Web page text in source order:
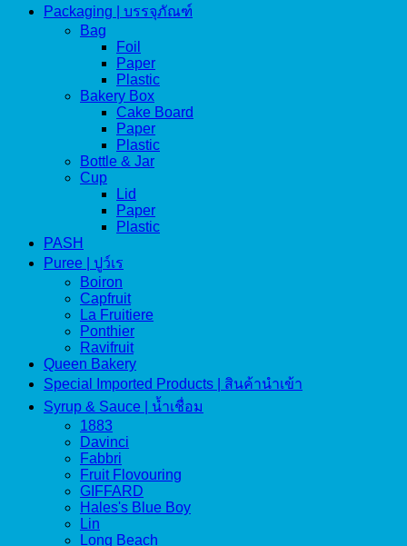
Packaging | บรรจุภัณฑ์
Bag
Foil
Paper
Plastic
Bakery Box
Cake Board
Paper
Plastic
Bottle & Jar
Cup
Lid
Paper
Plastic
PASH
Puree | ปูว์เร
Boiron
Capfruit
La Fruitiere
Ponthier
Ravifruit
Queen Bakery
Special Imported Products | สินค้านำเข้า
Syrup & Sauce | น้ำเชื่อม
1883
Davinci
Fabbri
Fruit Flovouring
GIFFARD
Hales's Blue Boy
Lin
Long Beach